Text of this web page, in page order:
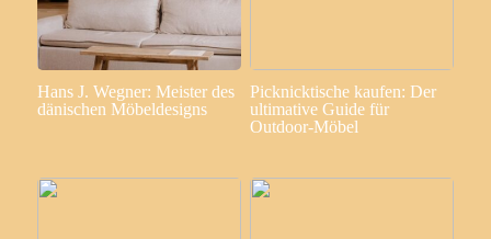
Hans J. Wegner: Meister des
dänischen Möbeldesigns
Picknicktische kaufen: Der
ultimative Guide für
Outdoor-Möbel